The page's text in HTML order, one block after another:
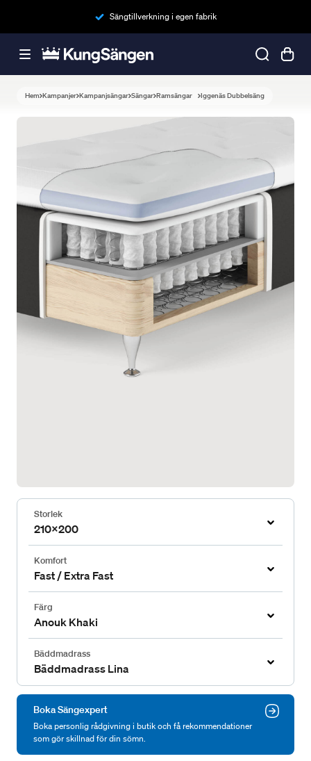
Sängtillverkning i egen fabrik
Hem Kampanjer Kampanjsängar Sängar Ramsängar Iggenäs Dubbelsäng
Storlek
210x200
Komfort
Fast / Extra Fast
Färg
Anouk Khaki
Bäddmadrass
Bäddmadrass Lina
Boka Sängexpert
Boka personlig rådgivning i butik och få rekommendationer
som gör skillnad för din sömn.